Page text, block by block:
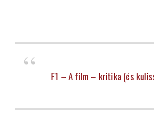
F1 – A film – kritika (és